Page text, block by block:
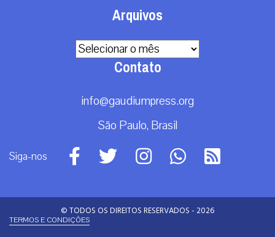
Arquivos
Arquivos
Contato
info@gaudiumpress.org
São Paulo, Brasil
Siga-nos
© TODOS OS DIREITOS RESERVADOS - 2026
TERMOS E CONDIÇÕES